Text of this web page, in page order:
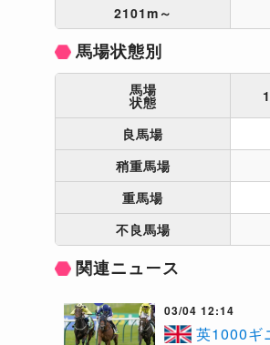
2101m～
馬場状態別
馬場
状態
良馬場
稍重馬場
重馬場
不良馬場
関連ニュース
03/04 12:14
英1000ギ